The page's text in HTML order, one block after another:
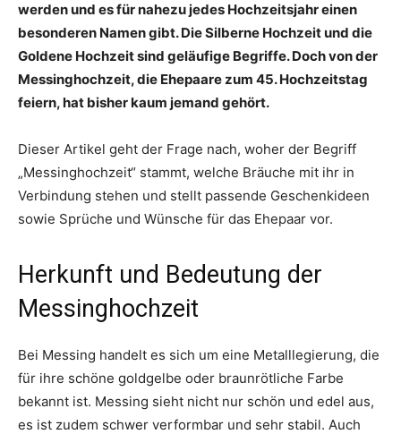
werden und es für nahezu jedes Hochzeitsjahr einen
besonderen Namen gibt. Die Silberne Hochzeit und die
Goldene Hochzeit sind geläufige Begriffe. Doch von der
Messinghochzeit, die Ehepaare zum 45. Hochzeitstag
feiern, hat bisher kaum jemand gehört.
Dieser Artikel geht der Frage nach, woher der Begriff
„Messinghochzeit“ stammt, welche Bräuche mit ihr in
Verbindung stehen und stellt passende Geschenkideen
sowie Sprüche und Wünsche für das Ehepaar vor.
Herkunft und Bedeutung der
Messinghochzeit
Bei Messing handelt es sich um eine Metalllegierung, die
für ihre schöne goldgelbe oder braunrötliche Farbe
bekannt ist. Messing sieht nicht nur schön und edel aus,
es ist zudem schwer verformbar und sehr stabil. Auch